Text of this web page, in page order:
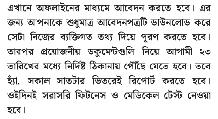
এখানে অফলাইনের মাধ্যমে আবেদন করতে হবে। এর
জন্য আপনাকে শুধুমাত্র আবেদনপত্রটি ডাউনলোড করে
সেটা নিজের ব্যক্তিগত তথ্য দিয়ে পূরণ করতে হবে।
তারপর প্রয়োজনীয় ডকুমেন্টগুলি নিয়ে আগামী ২৩
তারিখের মধ্যে নির্দিষ্ট ঠিকানায় পৌঁছে যেতে হবে। তবে
হ্যাঁ, সকাল সাতটার ভিতরেই রিপোর্ট করতে হবে।
ওইদিনই সরাসরি ফিটনেস ও মেডিকেল টেস্ট নেওয়া
হবে।